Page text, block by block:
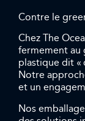
Contre le
Chez The
fermement au
plastique dit «
Notre
et un
Nos